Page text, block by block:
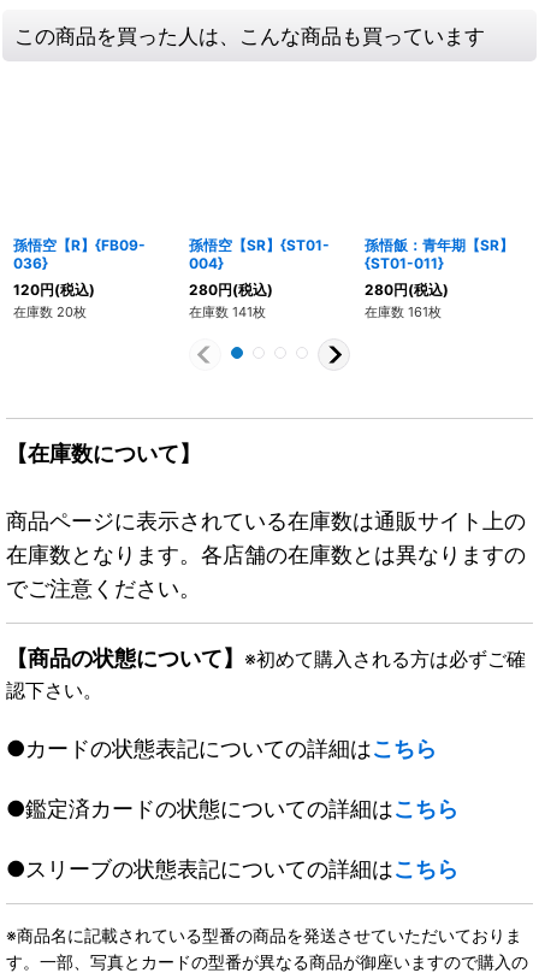
この商品を買った人は、こんな商品も買っています
孫悟空【R】{FB09-
036}
120円(税込)
在庫数 20枚
孫悟空【SR】{ST01-
004}
280円(税込)
在庫数 141枚
孫悟飯：青年期【SR】
{ST01-011}
280円(税込)
在庫数 161枚
【在庫数について】
商品ページに表示されている在庫数は通販サイト上の
在庫数となります。各店舗の在庫数とは異なりますの
でご注意ください。
【商品の状態について】 ※初めて購入される方は必ずご確
認下さい。
●カードの状態表記についての詳細はこちら
●鑑定済カードの状態についての詳細はこちら
●スリーブの状態表記についての詳細はこちら
※商品名に記載されている型番の商品を発送させていただいておりま
す。一部、写真とカードの型番が異なる商品が御座いますので購入の